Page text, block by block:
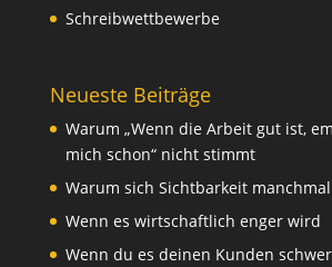
Schreibwettbewerbe
Neueste Beiträge
Warum „Wenn die Arbeit gut ist,
mich schon“ nicht stimmt
Warum sich Sichtbarkeit
Wenn es wirtschaftlich enger wird
Wenn du es deinen Kunden